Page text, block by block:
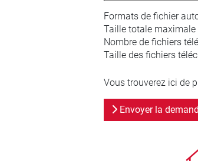
Formats de fichier
Taille totale maximale
Nombre de fichiers
Taille des fichiers
Vous trouverez ici de
Envoyer la